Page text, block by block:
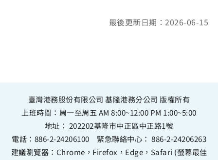
最後更新日期：2026-06-15
臺灣港務股份有限公司 基隆港務分公司 版權所有
上班時間：周一至周五 AM 8:00~12:00 PM 1:00~5:00
地址： 202202基隆市中正區中正路1號
電話： 886-2-24206100 緊急聯絡中心： 886-2-24206263
建議瀏覽器：Chrome，Firefox，Edge，Safari (螢幕最佳